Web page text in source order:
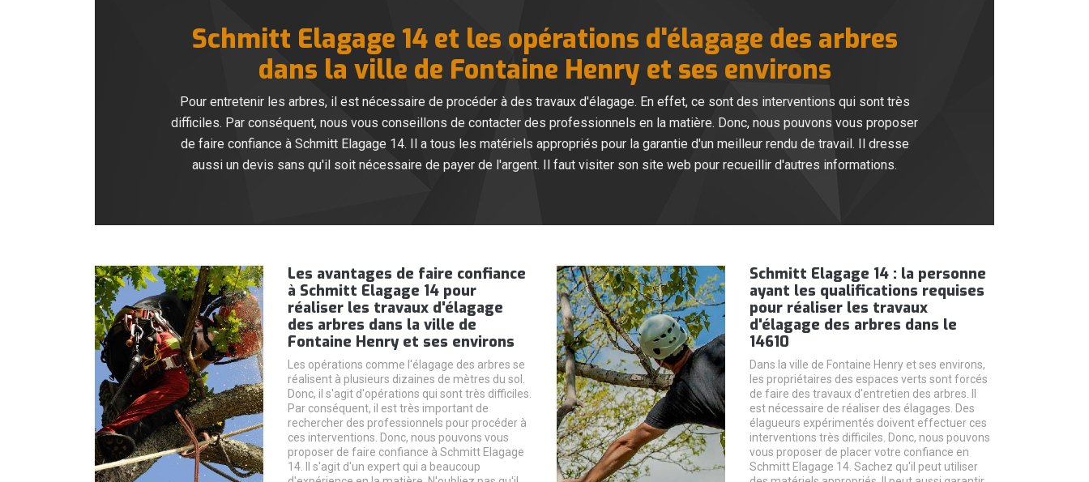
Schmitt Elagage 14 et les opérations d'élagage des arbres
dans la ville de Fontaine Henry et ses environs
Pour entretenir les arbres, il est nécessaire de procéder à des travaux d'élagage. En effet, ce sont des interventions qui sont très
difficiles. Par conséquent, nous vous conseillons de contacter des professionnels en la matière. Donc, nous pouvons vous proposer
de faire confiance à Schmitt Elagage 14. Il a tous les matériels appropriés pour la garantie d'un meilleur rendu de travail. Il dresse
aussi un devis sans qu'il soit nécessaire de payer de l'argent. Il faut visiter son site web pour recueillir d'autres informations.
Les avantages de faire confiance
à Schmitt Elagage 14 pour
réaliser les travaux d'élagage
des arbres dans la ville de
Fontaine Henry et ses environs
Les opérations comme l'élagage des arbres se
réalisent à plusieurs dizaines de mètres du sol.
Donc, il s'agit d'opérations qui sont très difficiles.
Par conséquent, il est très important de
rechercher des professionnels pour procéder à
ces interventions. Donc, nous pouvons vous
proposer de faire confiance à Schmitt Elagage
14. Il s'agit d'un expert qui a beaucoup
Schmitt Elagage 14 : la personne
ayant les qualifications requises
pour réaliser les travaux
d'élagage des arbres dans le
14610
Dans la ville de Fontaine Henry et ses environs,
les propriétaires des espaces verts sont forcés
de faire des travaux d'entretien des arbres. Il
est nécessaire de réaliser des élagages. Des
élagueurs expérimentés doivent effectuer ces
interventions très difficiles. Donc, nous pouvons
vous proposer de placer votre confiance en
Schmitt Elagage 14. Sachez qu'il peut utiliser